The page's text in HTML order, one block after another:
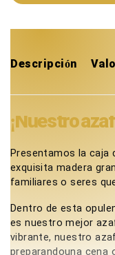
Descripción
¡Nuestro
Presentamos la caja
exquisita madera
familiares o seres
Dentro de esta
es nuestro mejor
vibrante, nuestro